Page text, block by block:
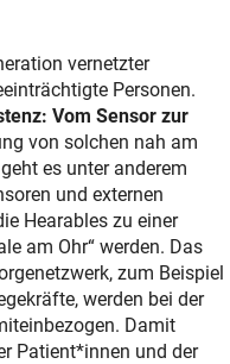
vernetzter
Personen.
Vom Sensor zur
von solchen nah am
es unter anderem
und externen
Hearables zu einer
am Ohr“ werden. Das
zum Beispiel
werden bei der
Damit
Patient*innen und der